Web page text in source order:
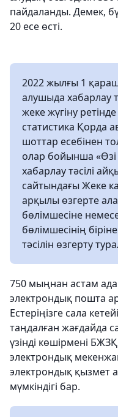
пайдаланды. Демек,
20 есе өсті.
2022 жылғы 1
алушыда хабарлау
жеке жүгіну
статистика Қорда
шоттар есебінен
олар бойынша «Өзі
хабарлау тәсілі
сайтындағы Жеке
арқылы өзгерте
бөлімшесіне
бөлімшесінің
тәсілін өзгерту
750 мыңнан астам
электрондық пошта
Естеріңізге сала
таңдалған
үзінді көшірмені
электрондық
электрондық қызмет
мүмкіндігі бар.